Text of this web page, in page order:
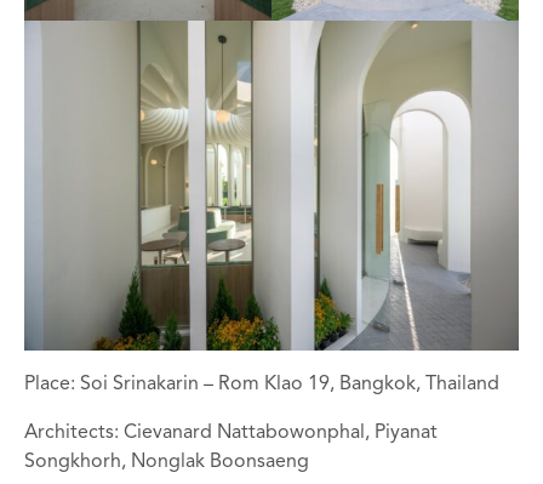
Place: Soi Srinakarin – Rom Klao 19, Bangkok, Thailand
Architects: Cievanard Nattabowonphal, Piyanat
Songkhorh, Nonglak Boonsaeng